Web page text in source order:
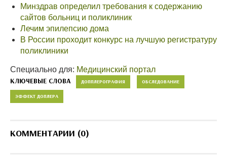
Минздрав определил требования к содержанию
сайтов больниц и поликлиник
Лечим эпилепсию дома
В России проходит конкурс на лучшую регистратуру
поликлиники
Специально для: Медицинский портал
КЛЮЧЕВЫЕ СЛОВА ДОППЛЕРОГРАФИЯ ОБСЛЕДОВАНИЕ
ЭФФЕКТ ДОПЛЕРА
КОММЕНТАРИИ (0)